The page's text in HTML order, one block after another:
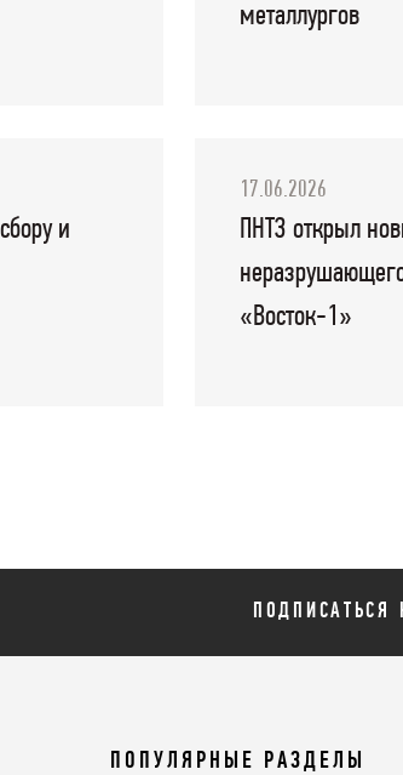
металлургов
и
17.06.2026
ПНТЗ открыл
«Восток-1»
ПОДПИСАТЬСЯ
ПОПУЛЯРНЫЕ РАЗДЕЛЫ